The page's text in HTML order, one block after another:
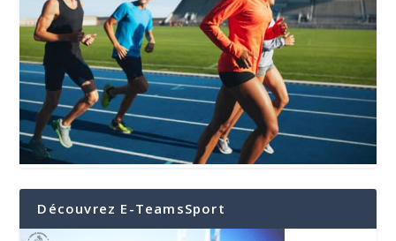
Découvrez E-TeamsSport